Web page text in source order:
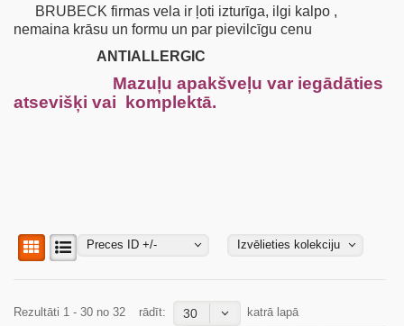
BRUBECK firmas vela ir ļoti izturīga, ilgi kalpo ,
nemaina krāsu un formu un par pievilcīgu cenu
ANTIALLERGIC
Mazuļu apakšveļu var iegādāties
atsevišķi vai komplektā.
Preces ID +/- Izvēlieties kolekciju
Rezultāti 1 - 30 no 32 rādīt: 30
katrā lapā